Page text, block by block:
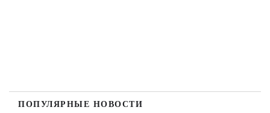
ПОПУЛЯРНЫЕ НОВОСТИ